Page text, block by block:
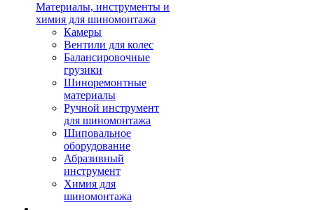
Материалы, инструменты и
химия для шиномонтажа
Камеры
Вентили для колес
Балансировочные
грузики
Шиноремонтные
материалы
Ручной инструмент
для шиномонтажа
Шиповальное
оборудование
Абразивный
инструмент
Химия для
шиномонтажа